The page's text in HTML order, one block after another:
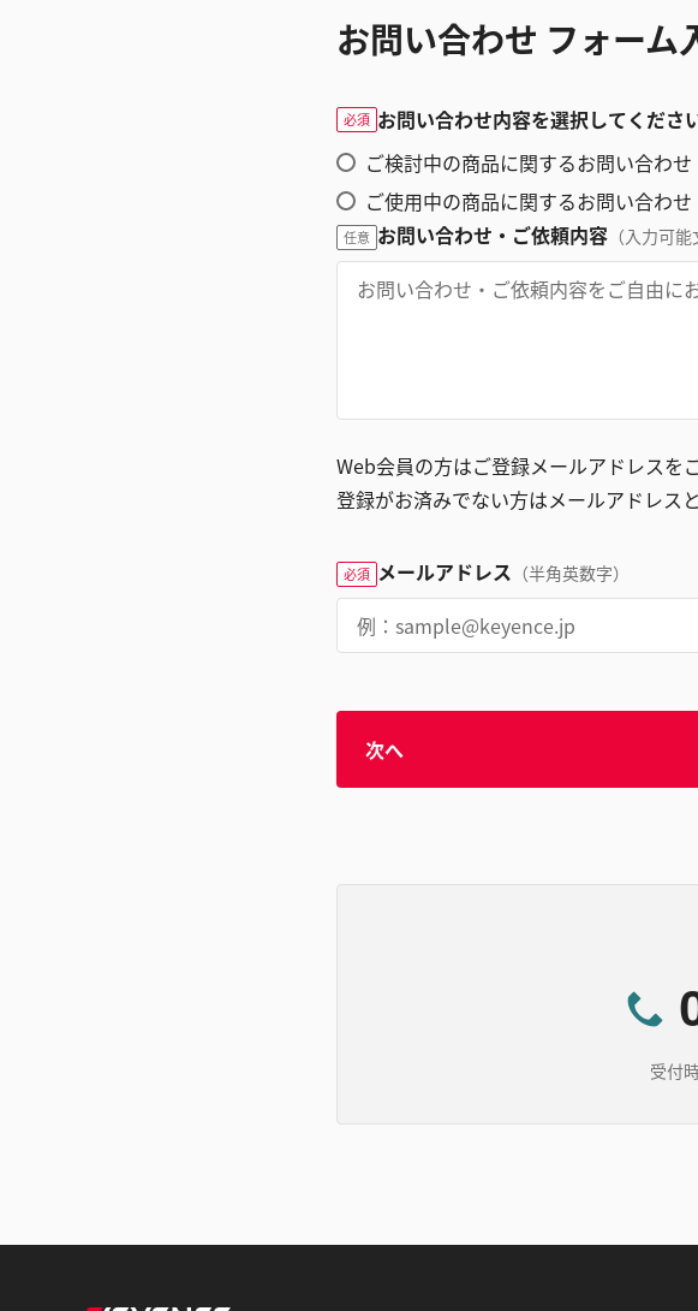
お問い合わせ フォーム
必須 お問い合わせ内容を選択してください
ご検討中の商品に関するお問い合わせ
ご使用中の商品に関するお問い合わせ
任意 お問い合わせ・ご依頼内容 （入力可
Web会員の方はご登録メールアドレスを
登録がお済みでない方はメールアドレス
必須 メールアドレス （半角英数字）
次へ
受付